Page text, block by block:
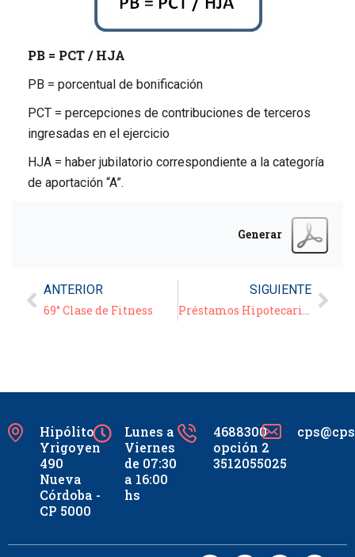
PB = PCT / HJA
PB = porcentual de bonificación
PCT = percepciones de contribuciones de terceros
ingresadas en el ejercicio
HJA = haber jubilatorio correspondiente a la categoría
de aportación “A”.
Generar
ANTERIOR
69° Clase de Fitness
SIGUIENTE
Préstamos Hipotecarios hasta $4.000.000
Hipólito
Yrigoyen
490
Nueva
Córdoba -
CP 5000
Lunes a
Viernes
de 07:30
a 16:00
hs
4688300
opción 2
3512055025